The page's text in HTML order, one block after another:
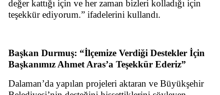
değer kattığı için ve her zaman bizleri kolladığı için
teşekkür ediyorum.” ifadelerini kullandı.
Başkan Durmuş: “İlçemize Verdiği Destekler İçin
Başkanımız Ahmet Aras’a Teşekkür Ederiz”
Dalaman’da yapılan projeleri aktaran ve Büyükşehir